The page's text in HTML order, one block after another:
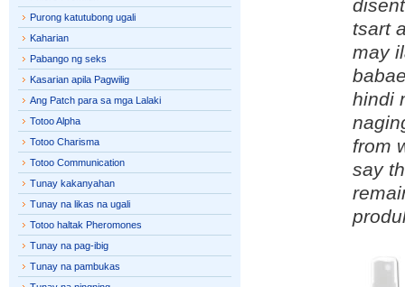
tsart
may
hindi
from
say
Purong katutubong ugali
Kaharian
Pabango ng seks
Kasarian apila Pagwilig
Ang Patch para sa mga Lalaki
Totoo Alpha
Totoo Charisma
Totoo Communication
Tunay kakanyahan
Tunay na likas na ugali
Totoo haltak Pheromones
Tunay na pag-ibig
Tunay na pambukas